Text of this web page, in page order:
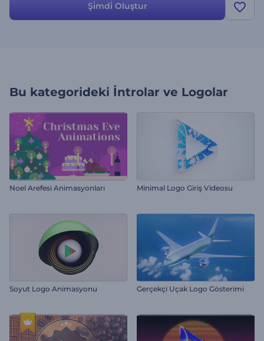
Şi̇mdi̇ Oluştur
Bu kategorideki İntrolar ve Logolar
Noel Arefesi Animasyonları Minimal Logo Giriş Videosu
Soyut Logo Animasyonu Gerçekçi Uçak Logo Gösterimi